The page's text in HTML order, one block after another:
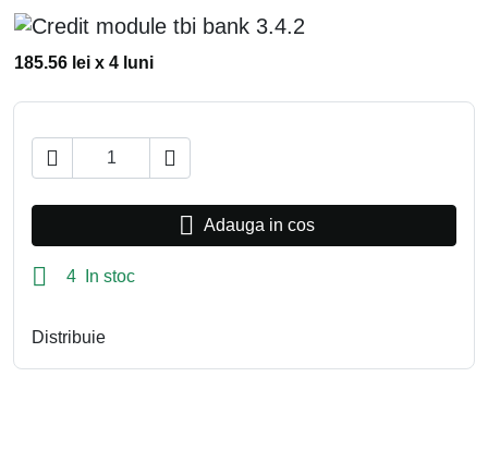
185.56 lei x 4 luni
 
 Adauga in cos
 4 In stoc
Distribuie